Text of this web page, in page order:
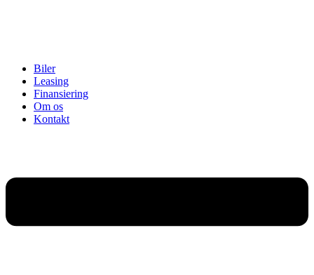
Biler
Leasing
Finansiering
Om os
Kontakt